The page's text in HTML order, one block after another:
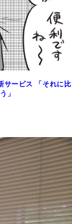
サービス 「それに比
」